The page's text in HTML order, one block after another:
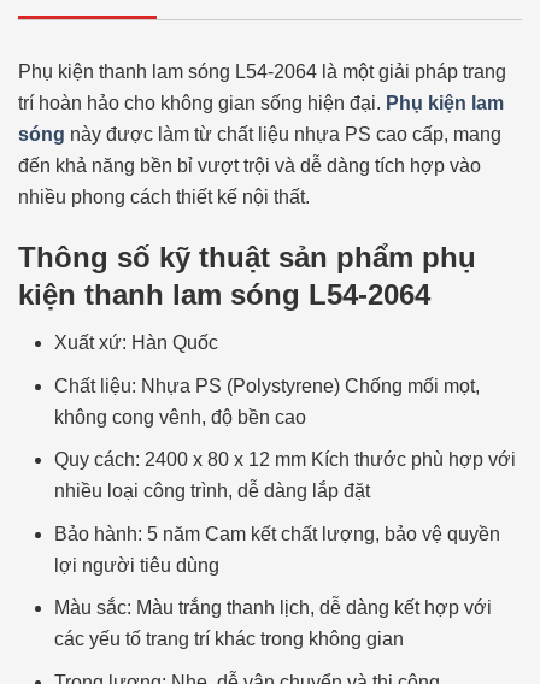
Phụ kiện thanh lam sóng L54-2064 là một giải pháp trang
trí hoàn hảo cho không gian sống hiện đại. Phụ kiện lam
sóng này được làm từ chất liệu nhựa PS cao cấp, mang
đến khả năng bền bỉ vượt trội và dễ dàng tích hợp vào
nhiều phong cách thiết kế nội thất.
Thông số kỹ thuật sản phẩm phụ
kiện thanh lam sóng L54-2064
Xuất xứ: Hàn Quốc
Chất liệu: Nhựa PS (Polystyrene) Chống mối mọt,
không cong vênh, độ bền cao
Quy cách: 2400 x 80 x 12 mm Kích thước phù hợp với
nhiều loại công trình, dễ dàng lắp đặt
Bảo hành: 5 năm Cam kết chất lượng, bảo vệ quyền
lợi người tiêu dùng
Màu sắc: Màu trắng thanh lịch, dễ dàng kết hợp với
các yếu tố trang trí khác trong không gian